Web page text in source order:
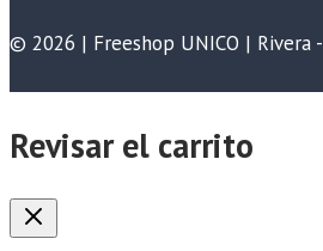
© 2026 | Freeshop UNICO | Rivera
Revisar el carrito